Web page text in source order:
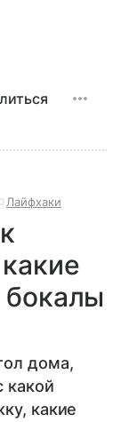
Лайфхаки
дома,
какой
какие